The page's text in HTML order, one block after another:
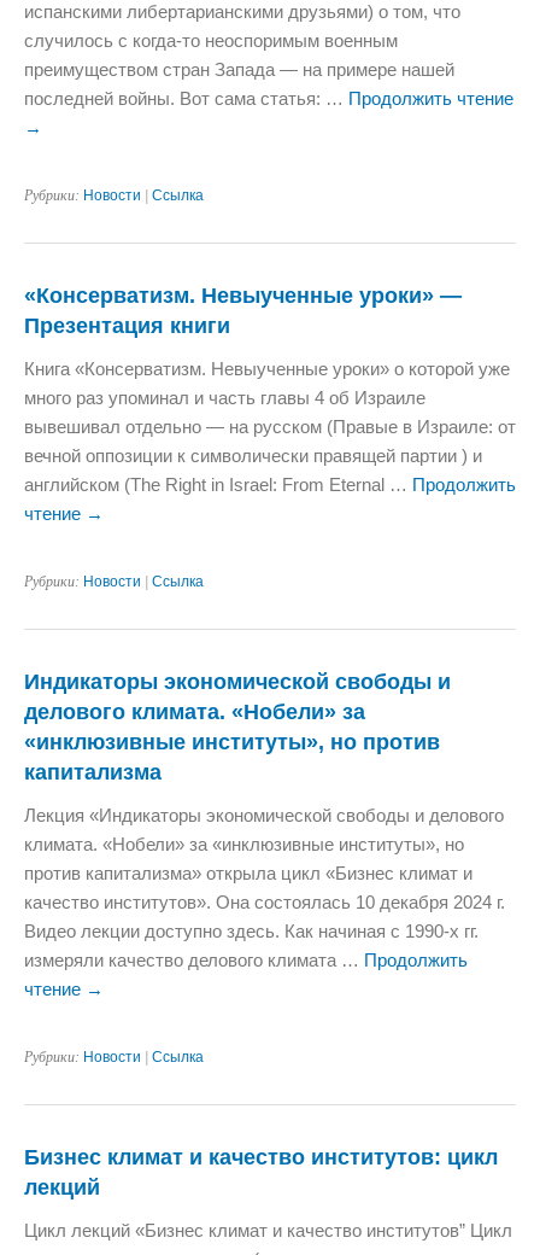
испанскими либертарианскими друзьями) о том, что
случилось с когда-то неоспоримым военным
преимуществом стран Запада — на примере нашей
последней войны. Вот сама статья: … Продолжить чтение
→
Рубрики: Новости Ссылка
«Консерватизм. Невыученные уроки» —
Презентация книги
Книга «Консерватизм. Невыученные уроки» о которой уже
много раз упоминал и часть главы 4 об Израиле
вывешивал отдельно — на русском (Правые в Израиле: от
вечной оппозиции к символически правящей партии ) и
английском (The Right in Israel: From Eternal … Продолжить
чтение →
Рубрики: Новости Ссылка
Индикаторы экономической свободы и
делового климата. «Нобели» за
«инклюзивные институты», но против
капитализма
Лекция «Индикаторы экономической свободы и делового
климата. «Нобели» за «инклюзивные институты», но
против капитализма» открыла цикл «Бизнес климат и
качество институтов». Она состоялась 10 декабря 2024 г.
Видео лекции доступно здесь. Как начиная с 1990-х гг.
измеряли качество делового климата … Продолжить
чтение →
Рубрики: Новости Ссылка
Бизнес климат и качество институтов: цикл
лекций
Цикл лекций «Бизнес климат и качество институтов” Цикл